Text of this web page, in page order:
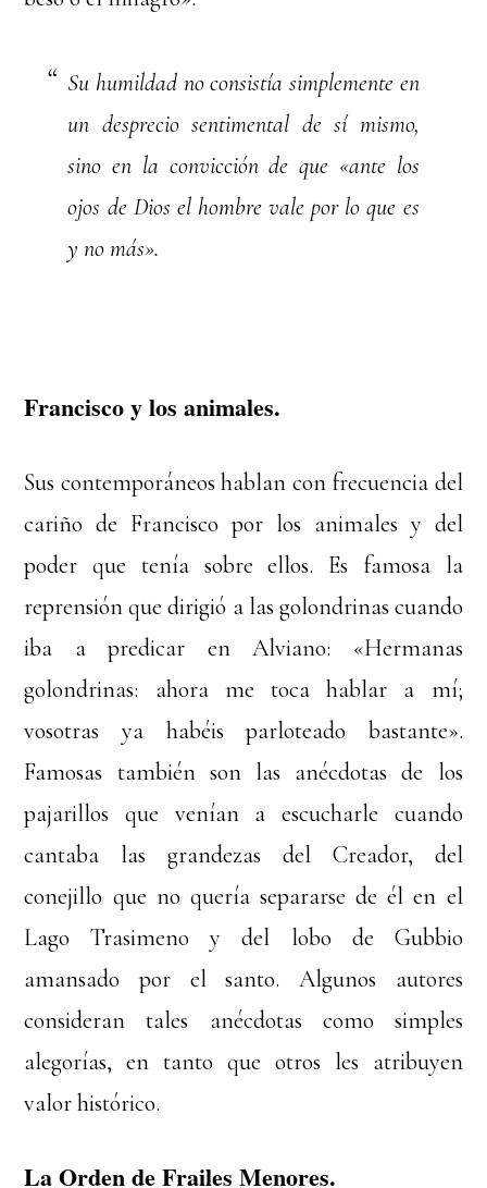
Su humildad no consistía simplemente en
un desprecio sentimental de sí mismo,
sino en la convicción de que «ante los
ojos de Dios el hombre vale por lo que es
y no más».
Francisco y los animales.
Sus contemporáneos hablan con frecuencia del
cariño de Francisco por los animales y del
poder que tenía sobre ellos. Es famosa la
reprensión que dirigió a las golondrinas cuando
iba a predicar en Alviano: «Hermanas
golondrinas: ahora me toca hablar a mí;
vosotras ya habéis parloteado bastante».
Famosas también son las anécdotas de los
pajarillos que venían a escucharle cuando
cantaba las grandezas del Creador, del
conejillo que no quería separarse de él en el
Lago Trasimeno y del lobo de Gubbio
amansado por el santo. Algunos autores
consideran tales anécdotas como simples
alegorías, en tanto que otros les atribuyen
valor histórico.
La Orden de Frailes Menores.